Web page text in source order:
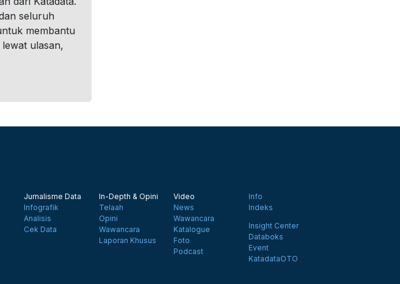
seluruh
membantu
ulasan,
Jurnalisme Data
Infografik
Analisis
Cek Data
In-Depth & Opini
Telaah
Opini
Wawancara
Laporan Khusus
Video
News
Wawancara
Katalogue
Foto
Podcast
Info
Indeks
Insight Center
Databoks
Event
KatadataOTO